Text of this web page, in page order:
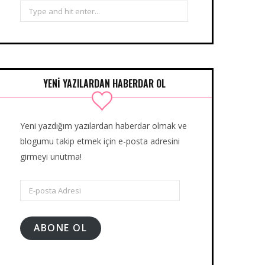
Search
for:
YENİ YAZILARDAN HABERDAR OL
Yeni yazdığım yazılardan haberdar olmak ve
blogumu takip etmek için e-posta adresini
girmeyi unutma!
posta
Adresi
ABONE OL